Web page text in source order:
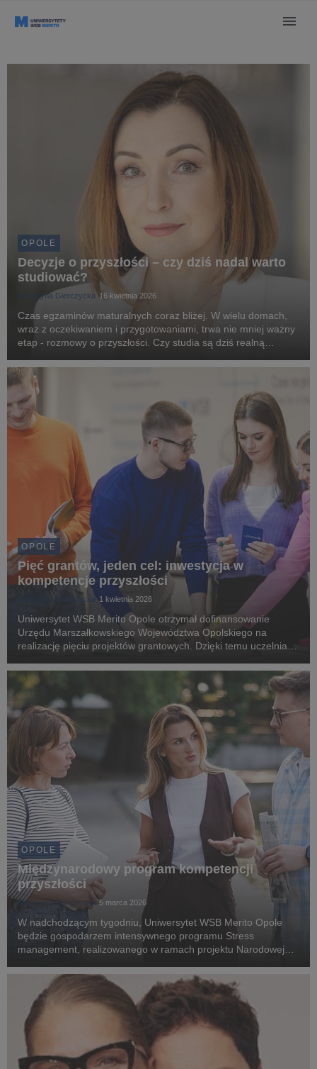
OPOLE
Decyzje o przyszłości – czy dziś nadal warto
studiować?
Katarzyna Gierczycka 16 kwietnia 2026
Czas egzaminów maturalnych coraz bliżej. W wielu domach,
wraz z oczekiwaniem i przygotowaniami, trwa nie mniej ważny
etap - rozmowy o przyszłości. Czy studia są dziś realną
wejście na rynek pracy? Z tym dylematem mie...
OPOLE
Pięć grantów, jeden cel: inwestycja w
kompetencje przyszłości
Katarzyna Gierczycka 1 kwietnia 2026
Uniwersytet WSB Merito Opole otrzymał dofinansowanie
Urzędu Marszałkowskiego Województwa Opolskiego na
realizację pięciu projektów grantowych. Dzięki temu uczelnia
studentów i uczniów.
OPOLE
Międzynarodowy program kompetencji
przyszłości
Katarzyna Gierczycka 5 marca 2026
W nadchodzącym tygodniu, Uniwersytet WSB Merito Opole
będzie gospodarzem intensywnego programu Stress
management, realizowanego w ramach projektu Narodowej